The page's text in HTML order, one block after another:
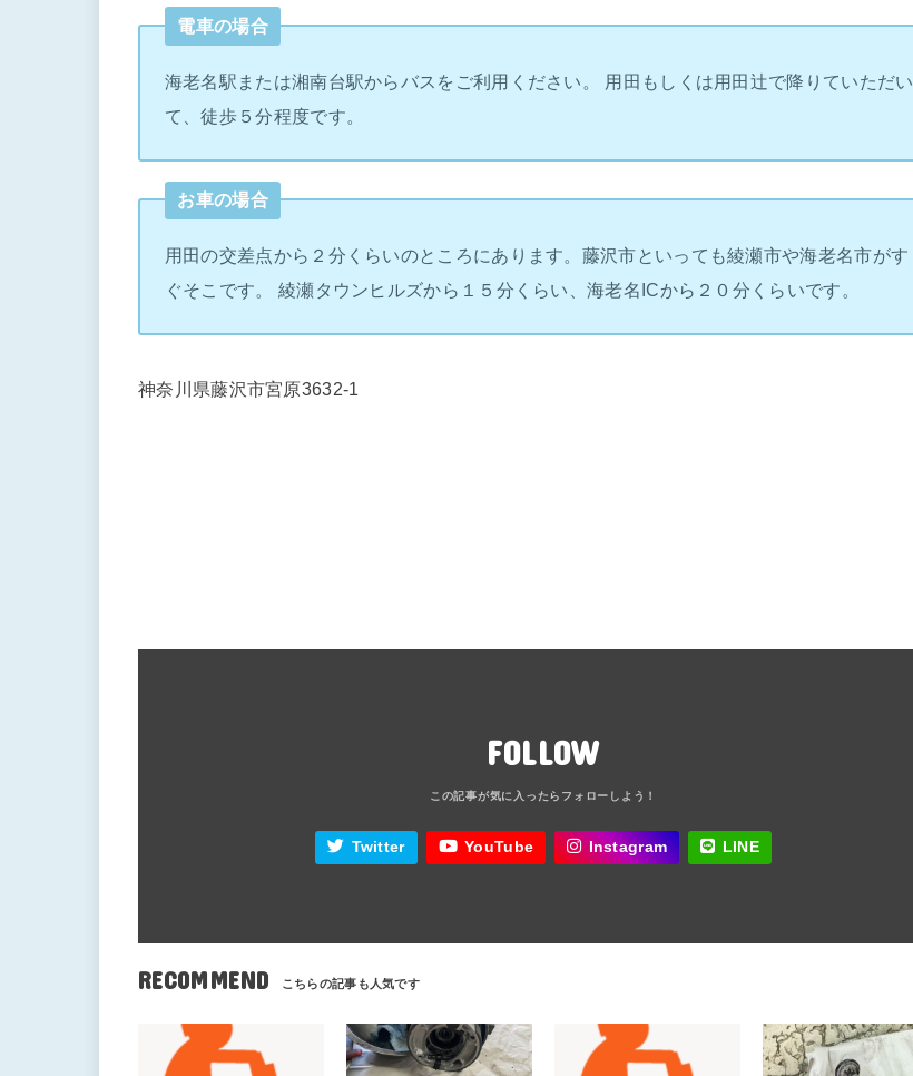
電車の場合
海老名駅または湘南台駅からバスをご利用ください。 用田もしくは用田辻で降りていただい
て、徒歩５分程度です。
お車の場合
用田の交差点から２分くらいのところにあります。藤沢市といっても綾瀬市や海老名市がす
ぐそこです。 綾瀬タウンヒルズから１５分くらい、海老名ICから２０分くらいです。
神奈川県藤沢市宮原3632-1
FOLLOW
Twitter YouTube Instagram LINE
RECOMMEND